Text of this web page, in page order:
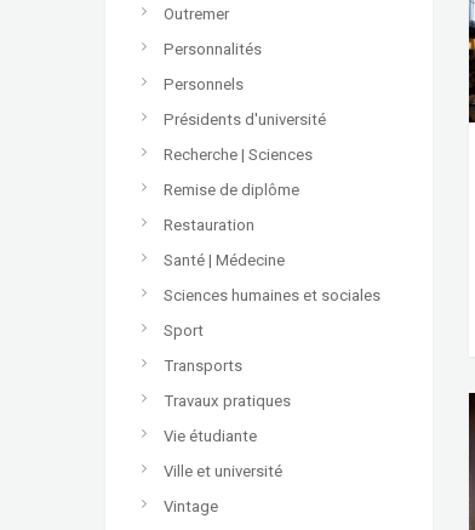
Outremer
Personnalités
Personnels
Présidents d'université
Recherche | Sciences
Remise de diplôme
Restauration
Santé | Médecine
Sciences humaines et sociales
Sport
Transports
Travaux pratiques
Vie étudiante
Ville et université
Vintage